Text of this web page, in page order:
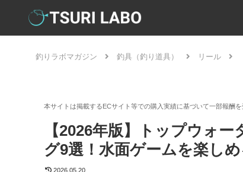
釣りラボマガジン 釣具（釣り道具） リール
【2026年版】トップウォ
グ9選！水面ゲームを楽し
2026.05.20